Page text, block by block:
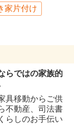
家片付け
らではの家族的
具移動からご供
不動産、司法書
らしのお手伝い